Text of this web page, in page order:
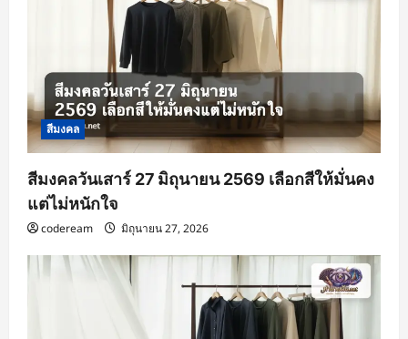
สีมงคล
สีมงคลวันเสาร์ 27 มิถุนายน 2569 เลือกสีให้มั่นคง
แต่ไม่หนักใจ
codeream มิถุนายน 27, 2026